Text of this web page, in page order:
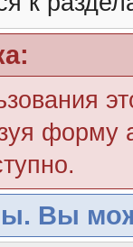
форму
Вы